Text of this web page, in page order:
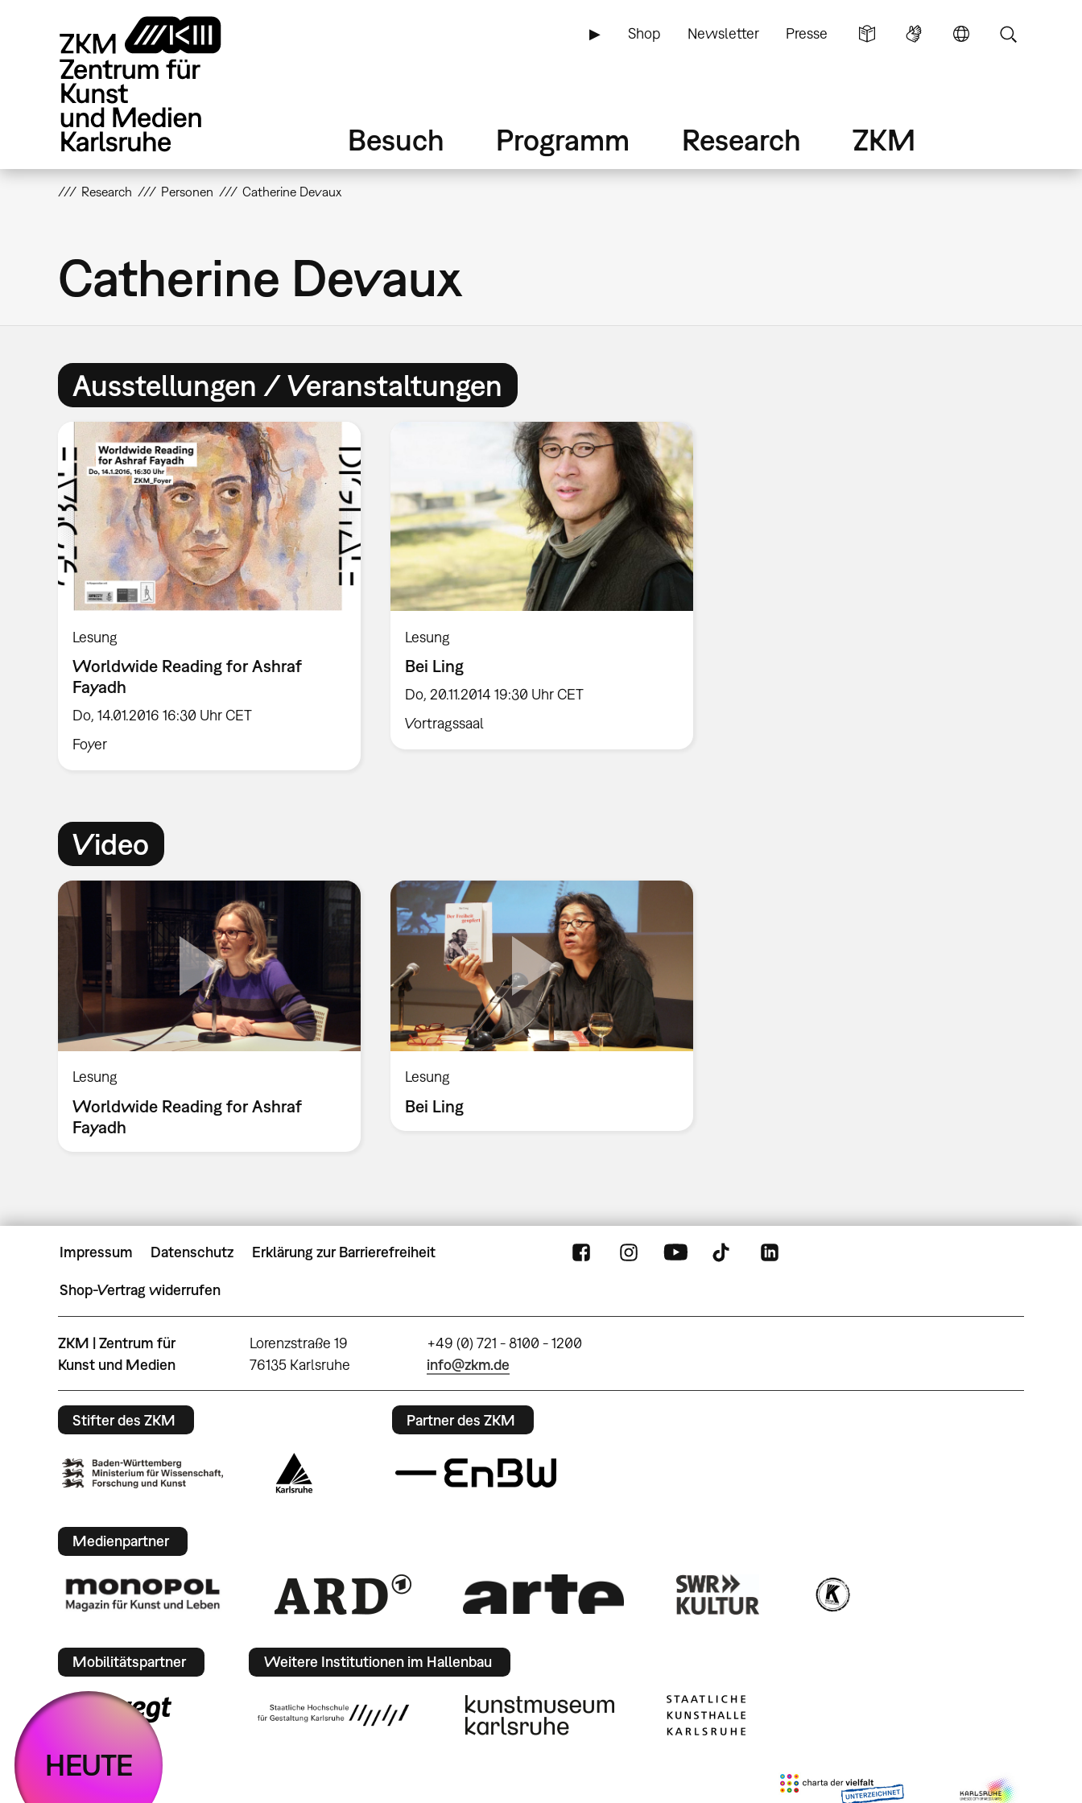
▶ Shop Newsletter Presse
Besuch Programm Research ZKM
Research Personen Catherine Devaux
Catherine Devaux
Ausstellungen / Veranstaltungen
Lesung
Worldwide Reading for Ashraf
Fayadh
Do, 14.01.2016 16:30 Uhr CET
Foyer
Lesung
Bei Ling
Do, 20.11.2014 19:30 Uhr CET
Vortragssaal
Video
Lesung
Worldwide Reading for Ashraf
Fayadh
Lesung
Bei Ling
Impressum Datenschutz Erklärung zur Barrierefreiheit
Shop-Vertrag widerrufen
ZKM | Zentrum für
Kunst und Medien
Lorenzstraße 19
76135 Karlsruhe
+49 (0) 721 - 8100 - 1200
info@zkm.de
Stifter des ZKM Partner des ZKM
Medienpartner
Mobilitätspartner Weitere Institutionen im Hallenbau
HEUTE